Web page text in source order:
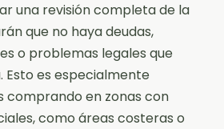
una revisión completa de la
que no haya deudas,
o problemas legales que
es especialmente
comprando en zonas con
como áreas costeras o